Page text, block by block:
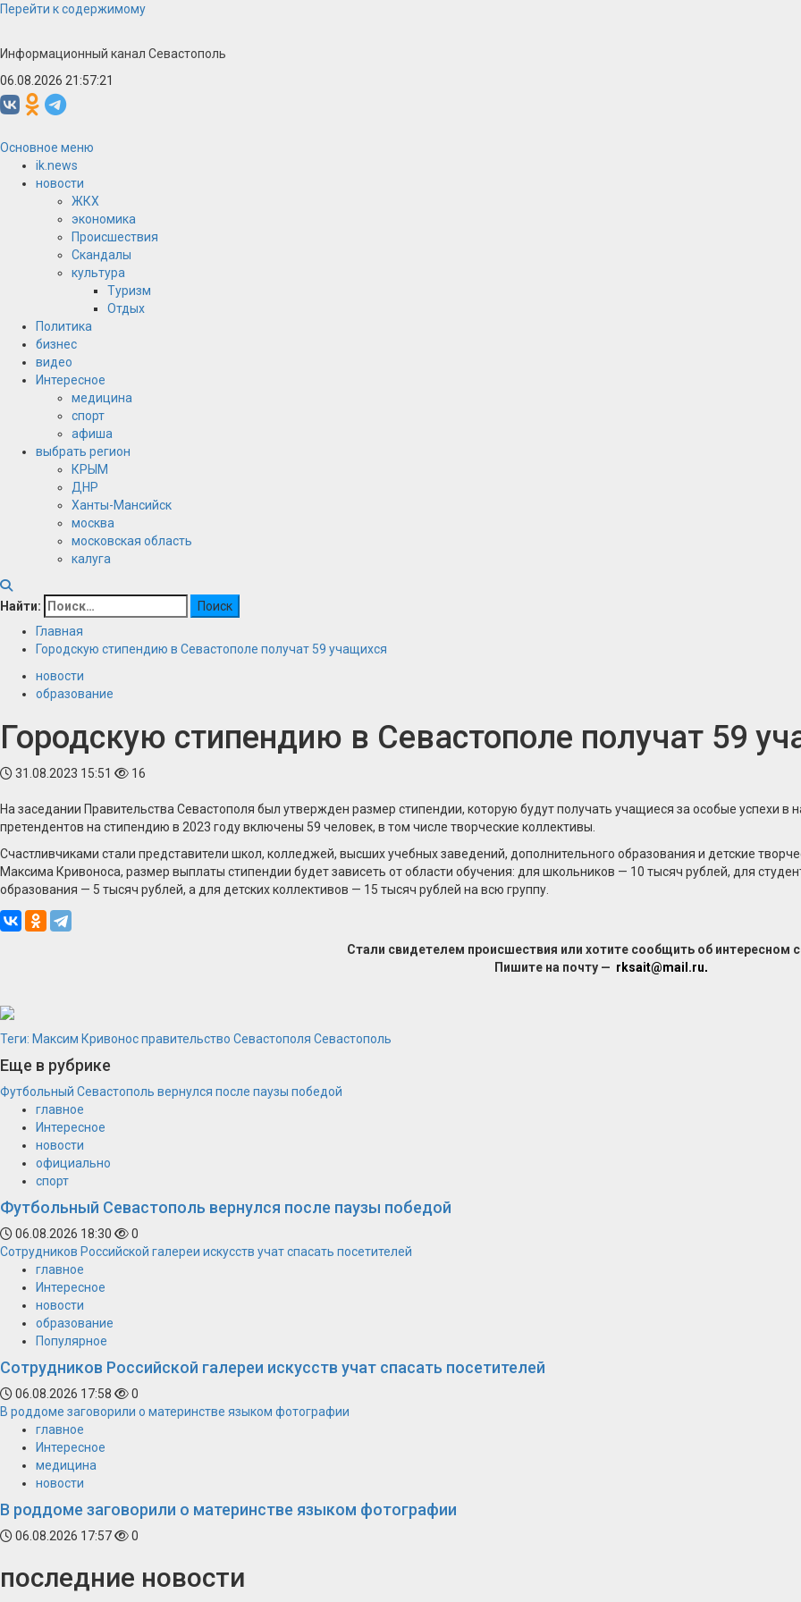
Перейти к содержимому
Информационный канал Севастополь
06.08.2026 21:57:22
Основное меню
ik.news
новости
ЖКХ
экономика
Происшествия
Скандалы
культура
Туризм
Отдых
Политика
бизнес
видео
Интересное
медицина
спорт
афиша
выбрать регион
КРЫМ
ДНР
Ханты-Мансийск
москва
московская область
калуга
Найти:
Главная
Городскую стипендию в Севастополе получат 59 учащихся
новости
образование
Городскую стипендию в Севастополе получат 59
31.08.2023 15:51 16
На заседании Правительства Севастополя был утвержден размер стипендии, которую будут получать учащиеся за особые успехи в
претендентов на стипендию в 2023 году включены 59 человек, в том числе творческие коллективы.
Счастливчиками стали представители школ, колледжей, высших учебных заведений, дополнительного образования и детские
Максима Кривоноса, размер выплаты стипендии будет зависеть от области обучения: для школьников — 10 тысяч рублей, для
образования — 5 тысяч рублей, а для детских коллективов — 15 тысяч рублей на всю группу.
Стали свидетелем происшествия или хотите сообщить об интересном
Пишите на почту — rksait@mail.ru.
Теги: Максим Кривоносправительство Севастополя Севастополь
Еще в рубрике
Футбольный Севастополь вернулся после паузы победой
главное
Интересное
новости
официально
спорт
Футбольный Севастополь вернулся после паузы победой
06.08.2026 18:30
0
Сотрудников Российской галереи искусств учат спасать посетителей
главное
Интересное
новости
образование
Популярное
Сотрудников Российской галереи искусств учат спасать посетителей
06.08.2026 17:58
0
В роддоме заговорили о материнстве языком фотографии
главное
Интересное
медицина
новости
В роддоме заговорили о материнстве языком фотографии
06.08.2026 17:57 0
последние новости